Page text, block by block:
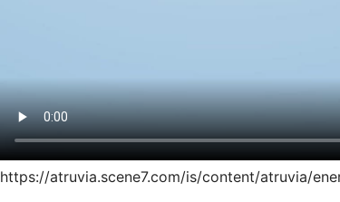
https://atruvia.scene7.com/is/content/atruvia/